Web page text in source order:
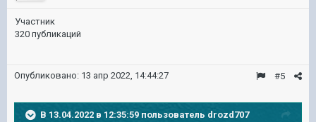
Участник
320 публикаций
#5
Опубликовано: 13 апр 2022, 14:44:27
В 13.04.2022 в 12:35:59 пользователь drozd707